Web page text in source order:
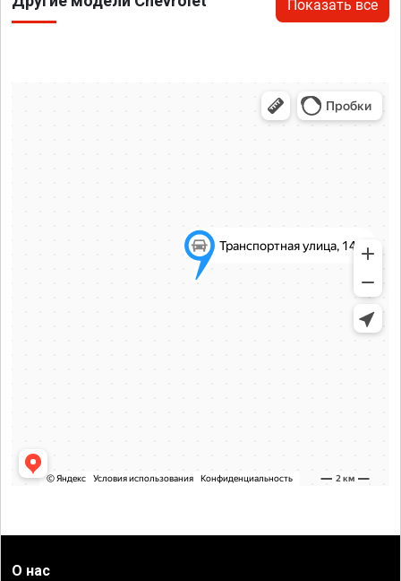
Показать все
О нас